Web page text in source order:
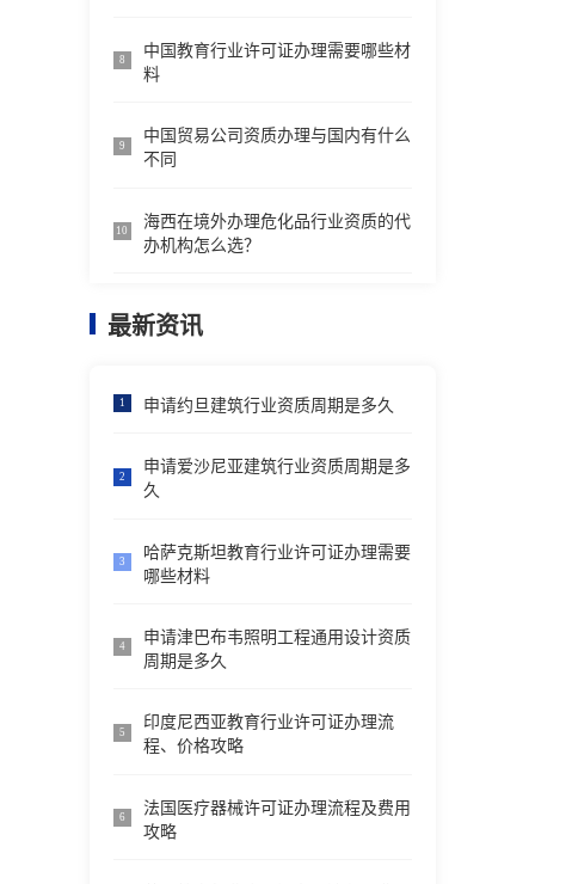
8
中国教育行业许可证办理需要哪些材
料
9
中国贸易公司资质办理与国内有什么
不同
10
海西在境外办理危化品行业资质的代
办机构怎么选？
最新资讯
1 申请约旦建筑行业资质周期是多久
2
申请爱沙尼亚建筑行业资质周期是多
久
3
哈萨克斯坦教育行业许可证办理需要
哪些材料
4
申请津巴布韦照明工程通用设计资质
周期是多久
5
印度尼西亚教育行业许可证办理流
程、价格攻略
6
法国医疗器械许可证办理流程及费用
攻略